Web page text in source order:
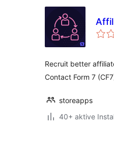
Recruit better
Contact Form 7
storeapps
40+ aktive